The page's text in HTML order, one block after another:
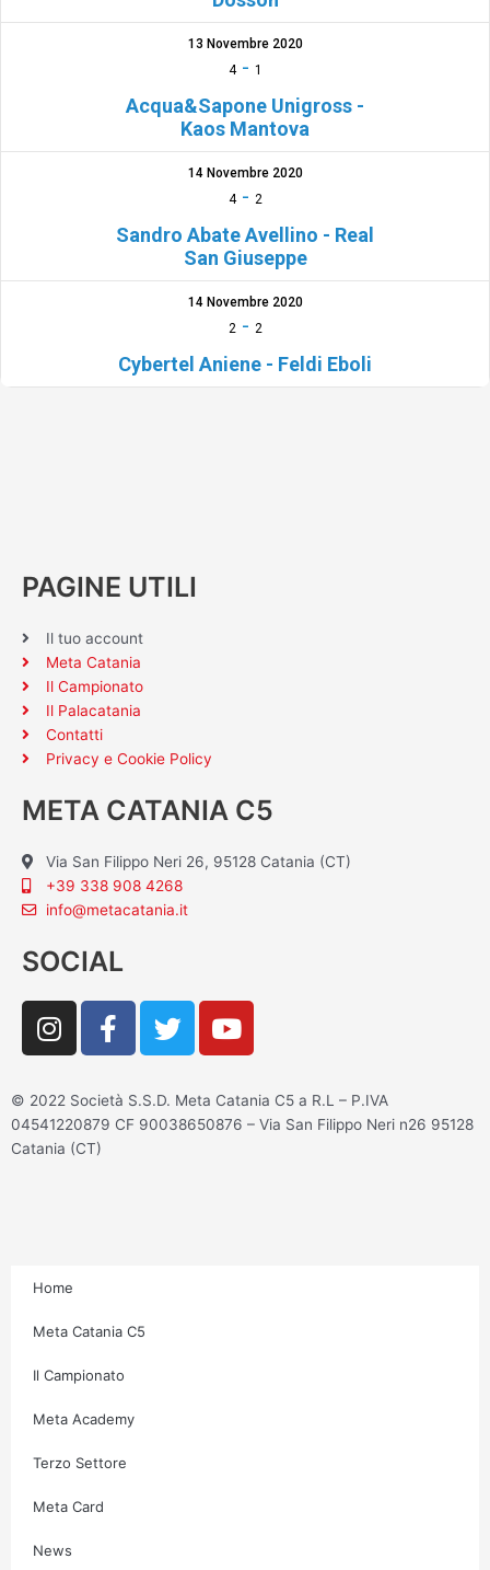
13 Novembre 2020
4- 1
Acqua&Sapone Unigross -
Kaos Mantova
14 Novembre 2020
4- 2
Sandro Abate Avellino - Real
San Giuseppe
14 Novembre 2020
2- 2
Cybertel Aniene - Feldi Eboli
PAGINE UTILI
Il tuo account
Meta Catania
Il Campionato
Il Palacatania
Contatti
Privacy e Cookie Policy
META CATANIA C5
Via San Filippo Neri 26, 95128 Catania (CT)
+39 338 908 4268
info@metacatania.it
SOCIAL
I
n
t
a
g
F
a
e
b
T
w
t
t
Y
o
t
u
© 2022 Società S.S.D. Meta Catania C5 a R.L – P.IVA
04541220879 CF 90038650876 – Via San Filippo Neri n26 95128
Catania (CT)
Home
Meta Catania C5
Il Campionato
Meta Academy
Terzo Settore
Meta Card
News